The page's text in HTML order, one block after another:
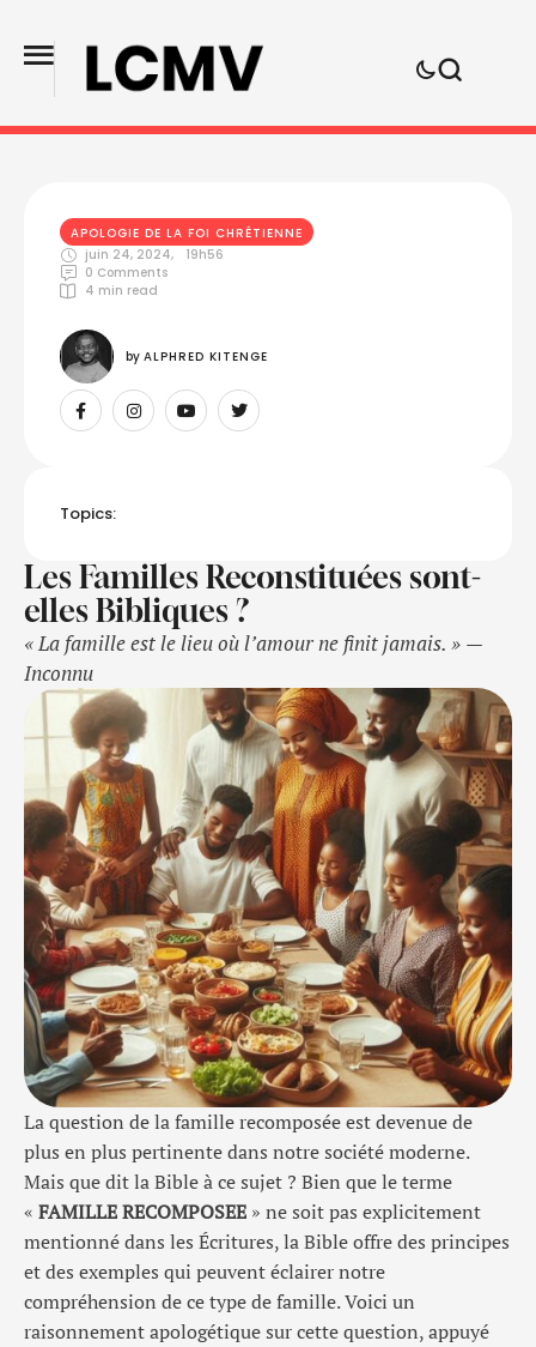
APOLOGIE DE LA FOI CHRÉTIENNE
juin 24, 2024,
19h56
0 Comments
4 min read
by ALPHRED KITENGE
Topics:
Les Familles Reconstituées sont-
elles Bibliques ?
« La famille est le lieu où l’amour ne finit jamais. » —
Inconnu
La question de la famille recomposée est devenue de
plus en plus pertinente dans notre société moderne.
Mais que dit la Bible à ce sujet ? Bien que le terme
« FAMILLE RECOMPOSEE » ne soit pas explicitement
mentionné dans les Écritures, la Bible offre des principes
et des exemples qui peuvent éclairer notre
compréhension de ce type de famille. Voici un
raisonnement apologétique sur cette question, appuyé